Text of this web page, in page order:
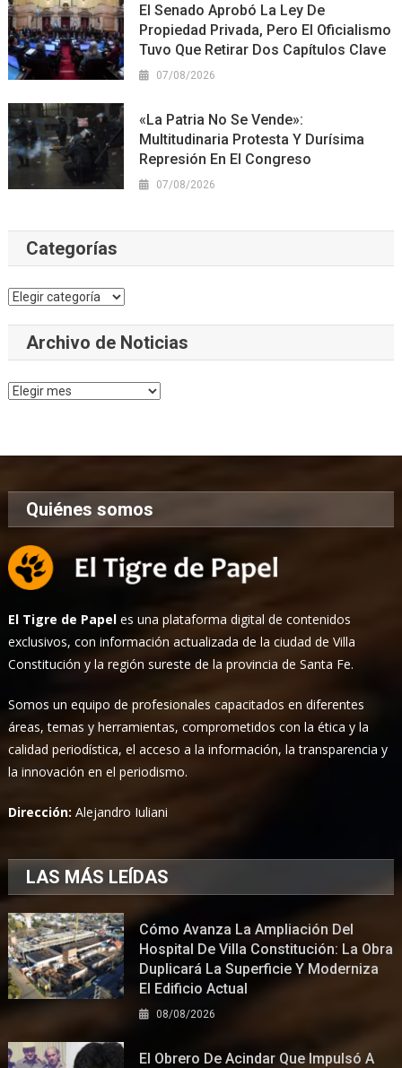
El Senado Aprobó La Ley De
Propiedad Privada, Pero El Oficialismo
Tuvo Que Retirar Dos Capítulos Clave
07/08/2026
«La Patria No Se Vende»:
Multitudinaria Protesta Y Durísima
Represión En El Congreso
07/08/2026
Categorías
Categorías
Archivo de Noticias
Archivo
Quiénes somos
El Tigre de Papel es una plataforma digital de contenidos
exclusivos, con información actualizada de la ciudad de Villa
Constitución y la región sureste de la provincia de Santa Fe.
Somos un equipo de profesionales capacitados en diferentes
áreas, temas y herramientas, comprometidos con la ética y la
calidad periodística, el acceso a la información, la transparencia y
la innovación en el periodismo.
Dirección:Alejandro Iuliani
LAS MÁS LEÍDAS
Cómo Avanza La Ampliación Del
Hospital De Villa Constitución: La Obra
Duplicará La Superficie Y Moderniza
El Edificio Actual
08/08/2026
El Obrero De Acindar Que Impulsó A